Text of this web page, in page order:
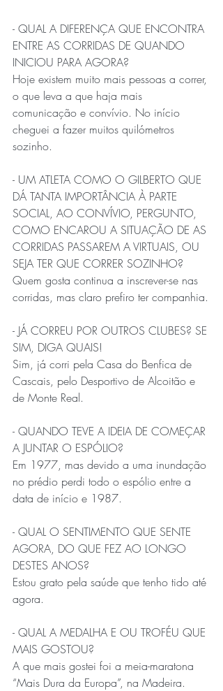
- QUAL A DIFERENÇA QUE ENCONTRA
ENTRE AS CORRIDAS DE QUANDO
INICIOU PARA AGORA?
Hoje existem muito mais pessoas a correr,
o que leva a que haja mais
comunicação e convívio. No início
cheguei a fazer muitos quilómetros
sozinho.
- UM ATLETA COMO O GILBERTO QUE
DÁ TANTA IMPORTÂNCIA À PARTE
SOCIAL, AO CONVÍVIO, PERGUNTO,
COMO ENCAROU A SITUAÇÃO DE AS
CORRIDAS PASSAREM A VIRTUAIS, OU
SEJA TER QUE CORRER SOZINHO?
Quem gosta continua a inscrever-se nas
corridas, mas claro prefiro ter companhia.
- JÁ CORREU POR OUTROS CLUBES? SE
SIM, DIGA QUAIS!
Sim, já corri pela Casa do Benfica de
Cascais, pelo Desportivo de Alcoitão e
de Monte Real.
- QUANDO TEVE A IDEIA DE COMEÇAR
A JUNTAR O ESPÓLIO?
Em 1977, mas devido a uma inundação
no prédio perdi todo o espólio entre a
data de início e 1987.
- QUAL O SENTIMENTO QUE SENTE
AGORA, DO QUE FEZ AO LONGO
DESTES ANOS?
Estou grato pela saúde que tenho tido até
agora.
- QUAL A MEDALHA E OU TROFÉU QUE
MAIS GOSTOU?
A que mais gostei foi a meia-maratona
“Mais Dura da Europa”, na Madeira.